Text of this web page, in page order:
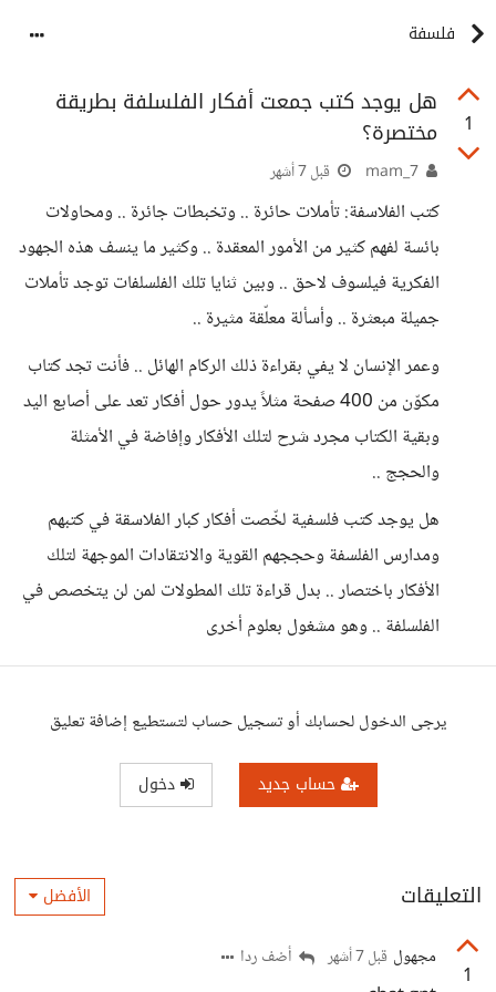
فلسفة
1
هل يوجد كتب جمعت أفكار الفلسلفة بطريقة
مختصرة؟
قبل 7 أشهر
كتب الفلاسفة: تأملات حائرة .. وتخبطات جائرة .. ومحاولات
بائسة لفهم كثير من الأمور المعقدة .. وكثير ما ينسف هذه الجهود
الفكرية فيلسوف لاحق .. وبين ثنايا تلك الفلسلفات توجد تأملات
جميلة مبعثرة .. وأسألة معلّقة مثيرة ..
وعمر الإنسان لا يفي بقراءة ذلك الركام الهائل .. فأنت تجد كتاب
مكوّن من 400 صفحة مثلاً يدور حول أفكار تعد على أصابع اليد
وبقية الكتاب مجرد شرح لتلك الأفكار وإفاضة في الأمثلة
والحجج ..
هل يوجد كتب فلسفية لخّصت أفكار كبار الفلاسقة في كتبهم
ومدارس الفلسفة وحججهم القوية والانتقادات الموجهة لتلك
الأفكار باختصار .. بدل قراءة تلك المطولات لمن لن يتخصص في
الفلسلفة .. وهو مشغول بعلوم أخرى
يرجى الدخول لحسابك أو تسجيل حساب لتستطيع إضافة تعليق
حساب جديد دخول
التعليقات الأفضل
1
مجهول قبل 7 أشهر أضف ردا